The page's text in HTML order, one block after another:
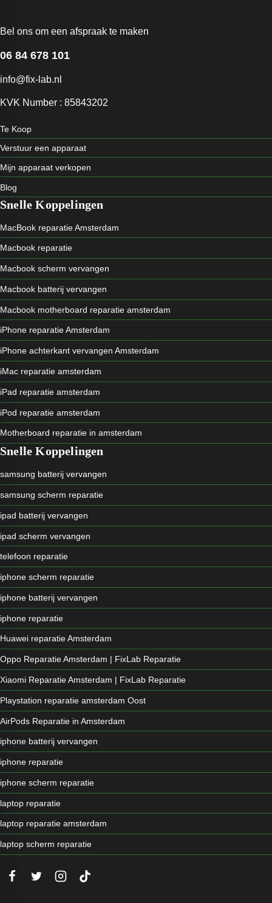
Bel ons om een afspraak te maken
06 84 678 101
info@fix-lab.nl
KVK Number : 85843202
Te Koop
Verstuur een apparaat
Mijn apparaat verkopen
Blog
Snelle Koppelingen
MacBook reparatie Amsterdam
Macbook reparatie
Macbook scherm vervangen
Macbook batterij vervangen
Macbook motherboard reparatie amsterdam
iPhone reparatie Amsterdam
iPhone achterkant vervangen Amsterdam
iMac reparatie amsterdam
iPad reparatie amsterdam
iPod reparatie amsterdam
Motherboard reparatie in amsterdam
Snelle Koppelingen
samsung batterij vervangen
samsung scherm reparatie
ipad batterij vervangen
ipad scherm vervangen
telefoon reparatie
iphone scherm reparatie
iphone batterij vervangen
iphone reparatie
Huawei reparatie Amsterdam
Oppo Reparatie Amsterdam | FixLab Reparatie
Xiaomi Reparatie Amsterdam | FixLab Reparatie
Playstation reparatie amsterdam Oost
AirPods Reparatie in Amsterdam
iphone batterij vervangen
iphone reparatie
iphone scherm reparatie
laptop reparatie
laptop reparatie amsterdam
laptop scherm reparatie